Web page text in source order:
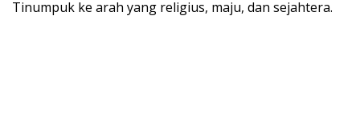
Tinumpuk ke arah yang religius, maju, dan sejahtera.